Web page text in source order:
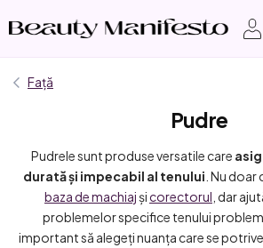
Față
Pudre
Pudrele sunt produse versatile care
durată și impecabil al tenului . Nu doar
baza de machiajșicorectorul , dar
problemelor specifice tenului
important să alegeți nuanța care se